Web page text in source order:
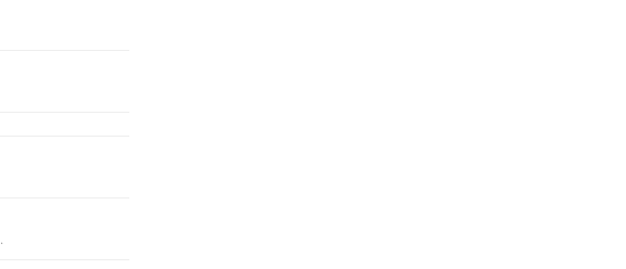
.